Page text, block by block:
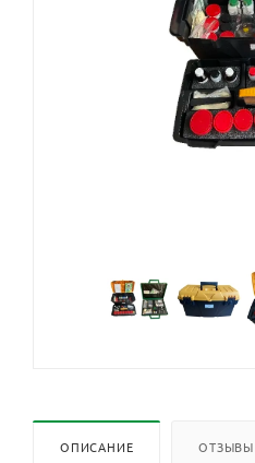
ОПИСАНИЕ ОТЗЫВЫ